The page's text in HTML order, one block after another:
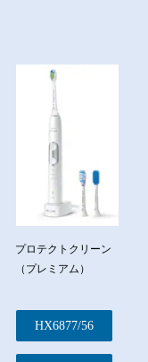
プロテクトクリーン
（プレミアム）
HX6877/56